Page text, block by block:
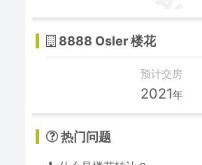
8888 Osler 楼花
预计交房
2021年
热门问题